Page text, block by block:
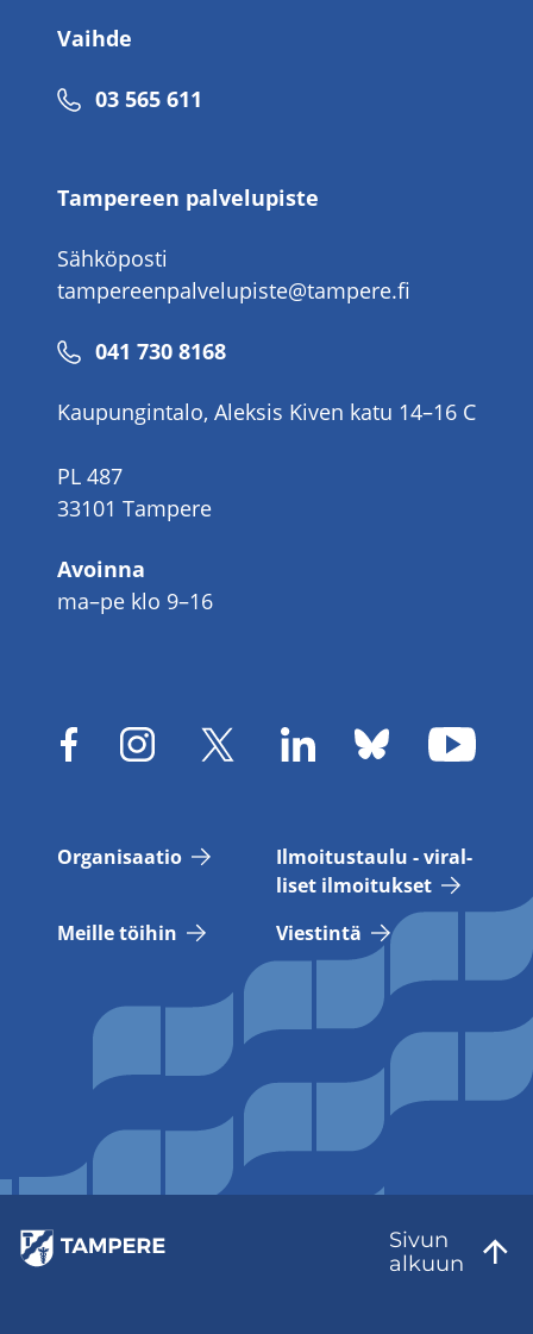
Vaihde
Puhelinnumero
03 565 611
Tampereen palvelupiste
Sähköposti
tampereenpalvelupiste@tampere.fi
Puhelinnumero
041 730 8168
Kaupungintalo, Aleksis Kiven katu 14–16 C
PL 487
33101 Tampere
Avoinna
ma–pe klo 9–16
Or­ga­ni­saa­tio
Il­moi­tus­tau­lu - vi­ral­
li­set il­moi­tuk­set
Meil­le töi­hin
Vies­tin­tä
Sivun
al­kuun